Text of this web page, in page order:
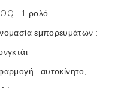
: 1 ρολό
εμπορευμάτων :
: αυτοκίνητο,